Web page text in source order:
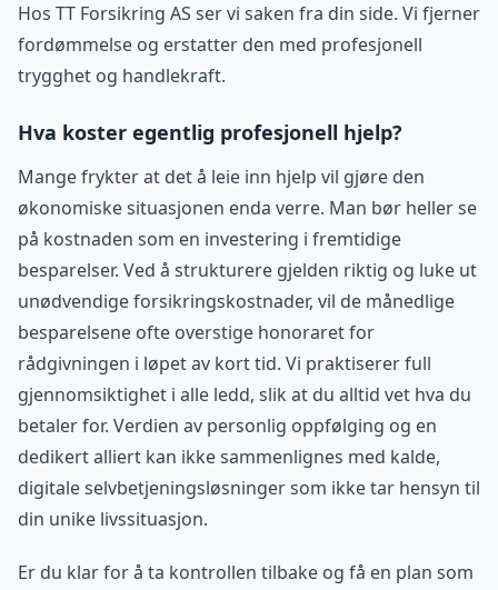
Hos TT Forsikring AS ser vi saken fra din side. Vi fjerner
fordømmelse og erstatter den med profesjonell
trygghet og handlekraft.
Hva koster egentlig profesjonell hjelp?
Mange frykter at det å leie inn hjelp vil gjøre den
økonomiske situasjonen enda verre. Man bør heller se
på kostnaden som en investering i fremtidige
besparelser. Ved å strukturere gjelden riktig og luke ut
unødvendige forsikringskostnader, vil de månedlige
besparelsene ofte overstige honoraret for
rådgivningen i løpet av kort tid. Vi praktiserer full
gjennomsiktighet i alle ledd, slik at du alltid vet hva du
betaler for. Verdien av personlig oppfølging og en
dedikert alliert kan ikke sammenlignes med kalde,
digitale selvbetjeningsløsninger som ikke tar hensyn til
din unike livssituasjon.
Er du klar for å ta kontrollen tilbake og få en plan som